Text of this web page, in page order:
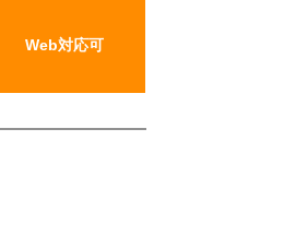
Web対応可